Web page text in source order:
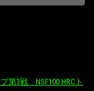
第3戦 NSF100 HRCト